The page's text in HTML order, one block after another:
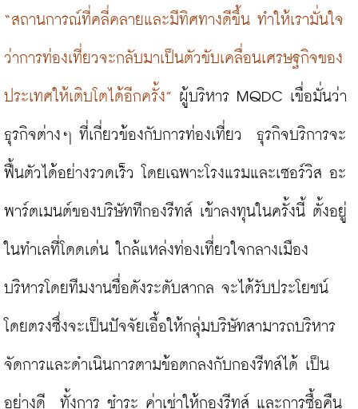
“สถานการณ์ที่คลี่คลายและมีทิศทางดีขึ้น ทำให้เรามั่นใจ
ว่าการท่องเที่ยวจะกลับมาเป็นตัวขับเคลื่อนเศรษฐกิจของ
ประเทศให้เติบโตได้อีกครั้ง” ผู้บริหาร MQDC เขื่อมั่นว่า
ธุรกิจต่างๆ ที่เกี่ยวข้องกับการท่องเที่ยว  ธุรกิจบริการจะ
ฟื้นตัวได้อย่างรวดเร็ว โดยเฉพาะโรงแรมและเซอร์วิส อะ
พาร์ตเมนต์ของบริษัททีกองรีทส์ เข้าลงทุนในครั้งนี้ ตั้งอยู่
ในทำเลที่โดดเด่น ใกล้แหล่งท่องเที่ยวใจกลางเมือง
บริหารโดยทีมงานชื่อดังระดับสากล จะได้รับประโยชน์
โดยตรงซึ่งจะเป็นปัจจัยเอื้อให้กลุ่มบริษัทสามารถบริหาร
จัดการและดำเนินการตามข้อตกลงกับกองรีทส์ได้ เป็น
อย่างดี  ทั้งการ ชำระ ค่าเช่าให้กองรีทส์ และการซื้อคืน